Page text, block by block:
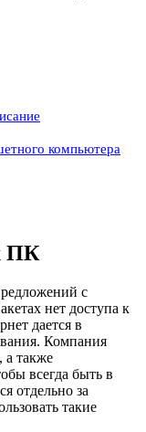
компьютера
ПК
с
нет доступа к
дается в
Компания
а также
всегда быть в
отдельно за
такие